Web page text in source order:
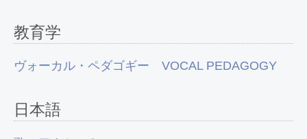
教育学
ヴォーカル・ペダゴギー VOCAL PEDAGOGY
日本語